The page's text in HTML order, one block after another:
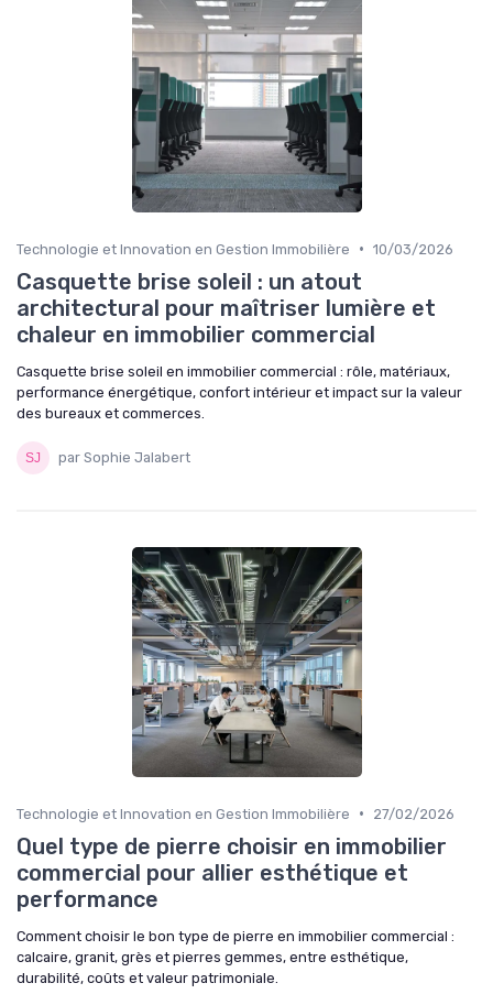
Technologie et Innovation en Gestion Immobilière • 10/03/2026
Casquette brise soleil : un atout
architectural pour maîtriser lumière et
chaleur en immobilier commercial
Casquette brise soleil en immobilier commercial : rôle, matériaux,
performance énergétique, confort intérieur et impact sur la valeur
des bureaux et commerces.
par Sophie Jalabert
Technologie et Innovation en Gestion Immobilière • 27/02/2026
Quel type de pierre choisir en immobilier
commercial pour allier esthétique et
performance
Comment choisir le bon type de pierre en immobilier commercial :
calcaire, granit, grès et pierres gemmes, entre esthétique,
durabilité, coûts et valeur patrimoniale.